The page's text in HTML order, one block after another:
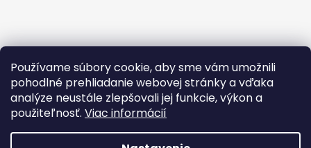
Používame súbory cookie, aby sme vám umožnili
pohodlné prehliadanie webovej stránky a vďaka
analýze neustále zlepšovali jej funkcie, výkon a
použiteľnosť. Viac informácií
Sledovať na Instagrame